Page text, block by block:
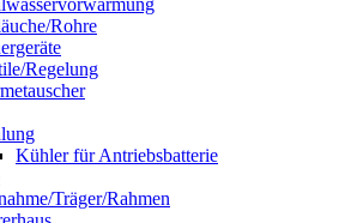
Rohre
Regelung
Kühler für Antriebsbatterie
Träger/Rahmen